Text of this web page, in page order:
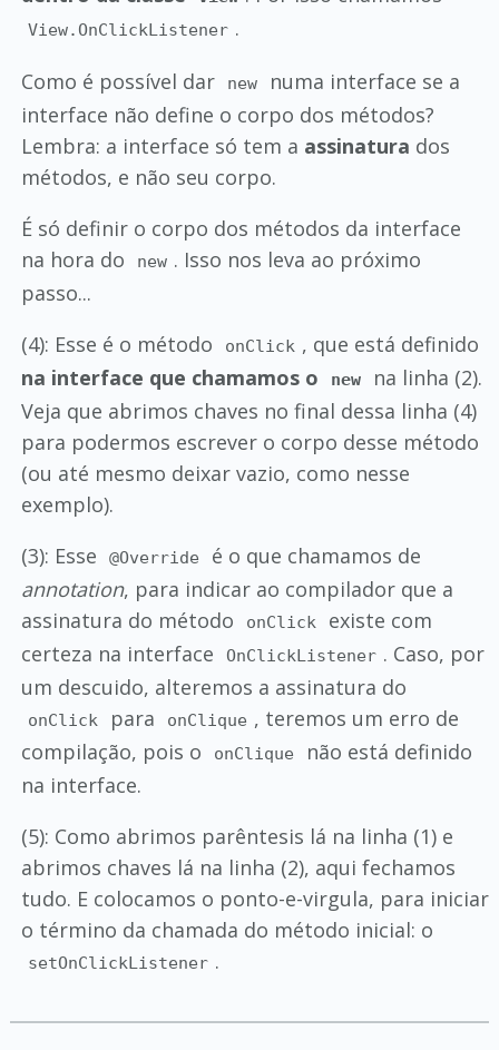
View.OnClickListener .
Como é possível dar
new
numa interface se a
interface não define o corpo dos métodos?
Lembra: a interface só tem a assinatura dos
métodos, e não seu corpo.
É só definir o corpo dos métodos da interface
na hora do
new . Isso nos leva ao próximo
passo...
(4): Esse é o método
onClick , que está definido
na interface que chamamos o
new
na linha (2).
Veja que abrimos chaves no final dessa linha (4)
para podermos escrever o corpo desse método
(ou até mesmo deixar vazio, como nesse
exemplo).
(3): Esse
@Override
é o que chamamos de
annotation, para indicar ao compilador que a
assinatura do método
onClick
existe com
certeza na interface
OnClickListener . Caso, por
um descuido, alteremos a assinatura do
onClick para onClique , teremos um erro de
compilação, pois o
onClique
não está definido
na interface.
(5): Como abrimos parêntesis lá na linha (1) e
abrimos chaves lá na linha (2), aqui fechamos
tudo. E colocamos o ponto-e-virgula, para iniciar
o término da chamada do método inicial: o
setOnClickListener .